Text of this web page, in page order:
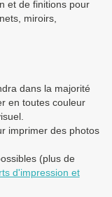
un numéro de
paient le prix HT.
et de finitions pour
miroirs,
dans la majorité
en toutes couleur
imprimer des photos
(plus de
d'impression et